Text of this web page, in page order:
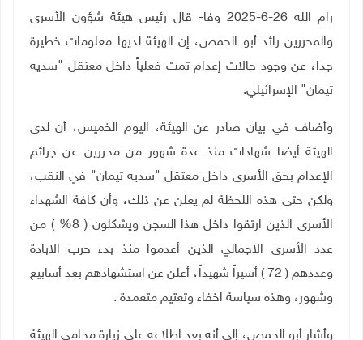
رام الله 26-6-2025 وفا- قال رئيس هيئة شؤون الأسرى
والمحررين رائد أبو الحمص، إن الهيئة لديها معلومات خطيرة
جدا، عن وجود حالات إعدام تمت فعلياً داخل معتقل "سديه
تيمان" الإسرائيلي.
وأضاف في بيان صادر عن الهيئة، اليوم الخميس، أن لدى
الهيئة أيضا شهادات منذ عدة شهور من محررين عن جرائم
الإعدام بحق الأسرى داخل معتقل "سديه تيمان" في النقب،
ولكن حتى هذه اللحظة لم يعلن عن ذلك، وأن كافة الشهداء
الأسرى الذين ارتقوا داخل هذا السجن ويشكلون ( 8% ) من
عدد الأسرى الاجمالي الذين أعدموا منذ بدء حرب الابادة
وعددهم ( 72 ) أسيراً شهيداً، أعلن عن استشهادهم بعد أسابيع
وشهور، وهذه سياسة اخفاء وتعتيم متعمدة .
وأشار أبو الحمص، إلى أنه بعد اطلاعه على زيارة محامي الهيئة